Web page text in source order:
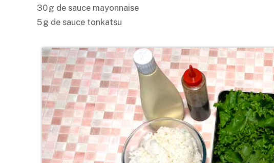
30 g de sauce mayonnaise
5 g de sauce tonkatsu